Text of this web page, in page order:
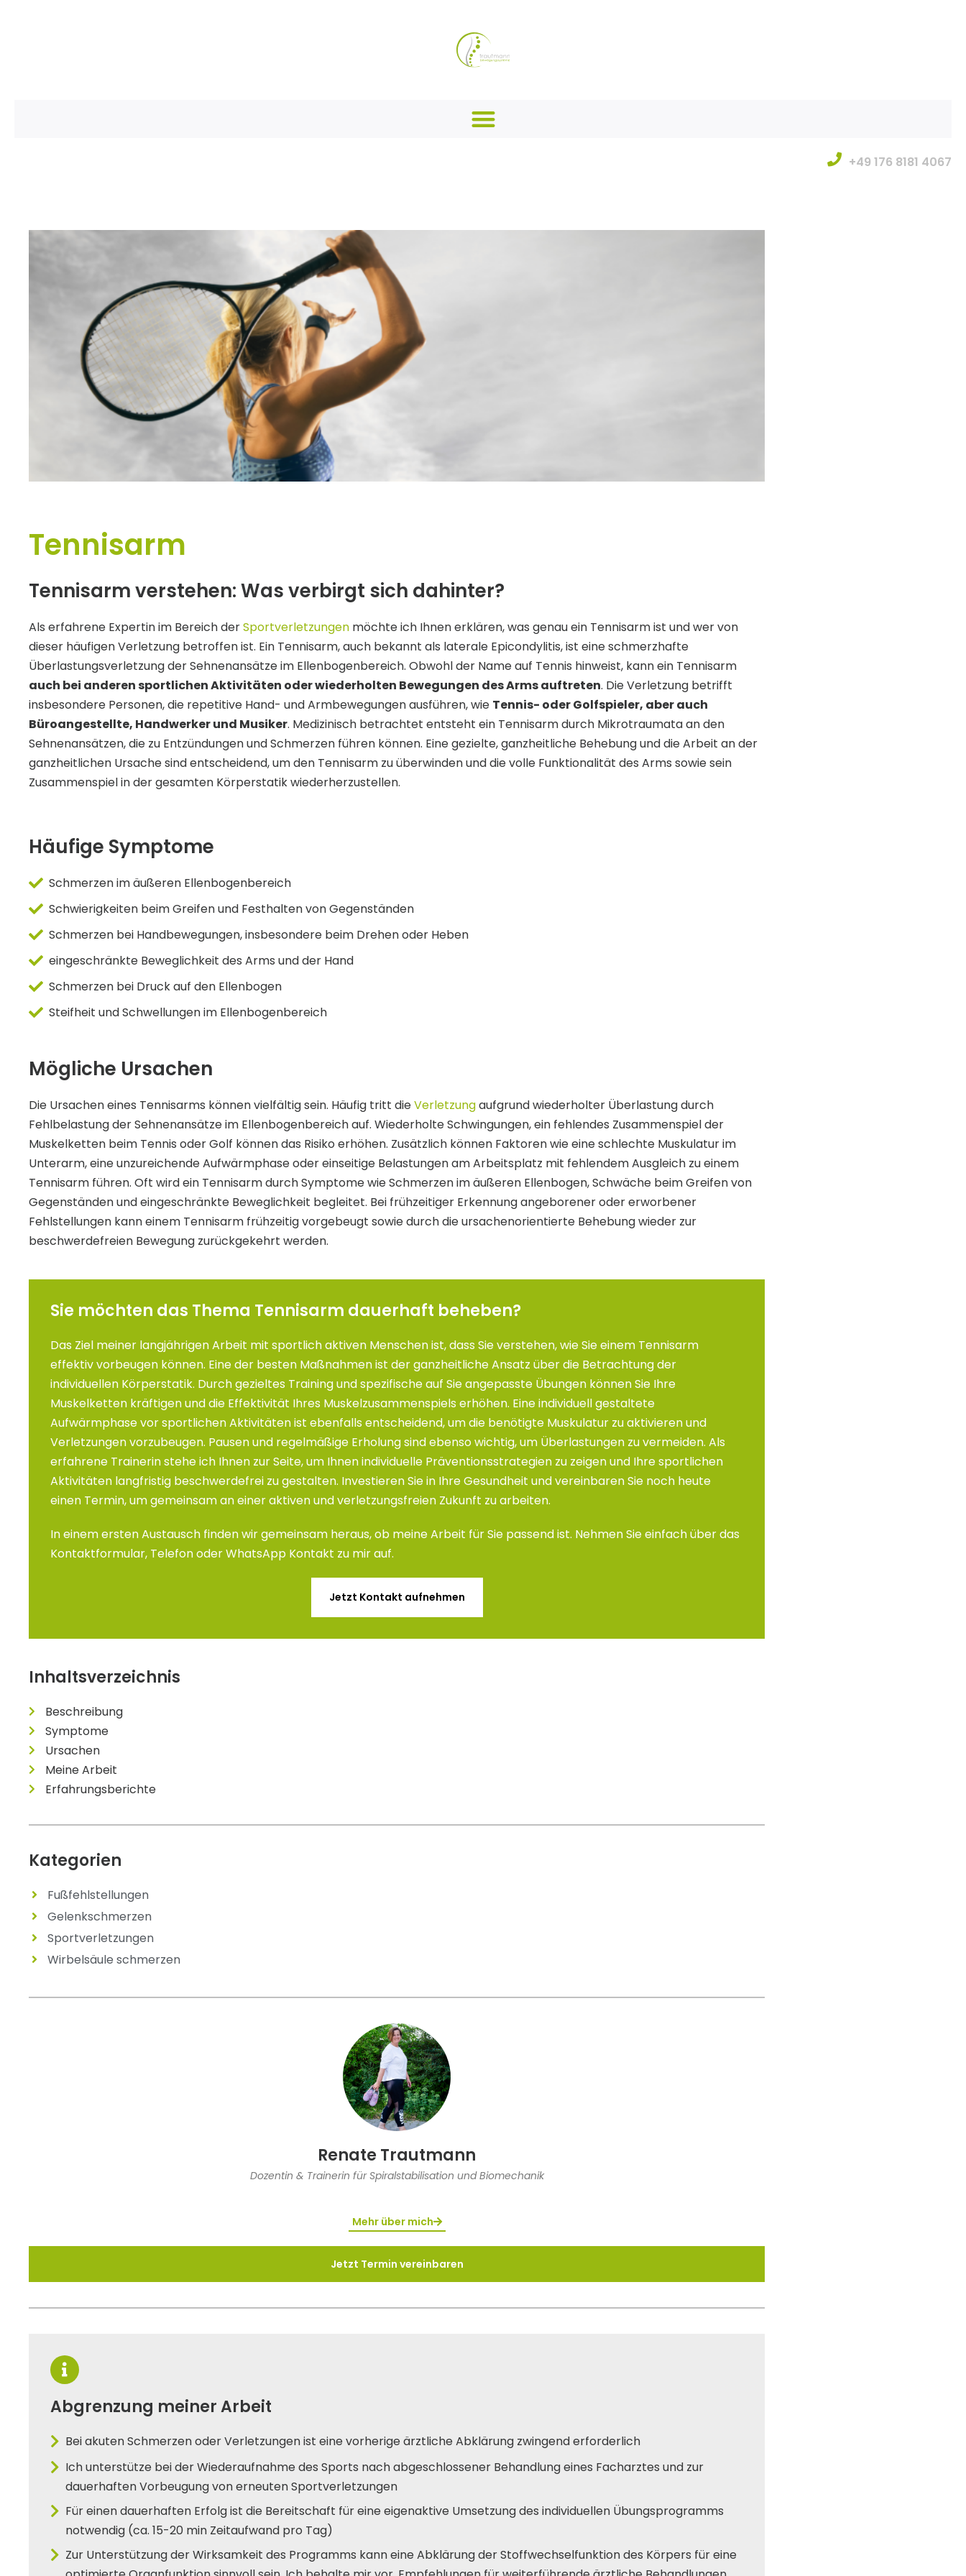
+49 176 8181 4067
Tennisarm
Tennisarm verstehen: Was verbirgt sich dahinter?
Als erfahrene Expertin im Bereich derSportverletzungen möchte ich Ihnen erklären, was genau ein Tennisarm ist und wer von
dieser häufigen Verletzung betroffen ist. Ein Tennisarm, auch bekannt als laterale Epicondylitis, ist eine schmerzhafte
Überlastungsverletzung der Sehnenansätze im Ellenbogenbereich. Obwohl der Name auf Tennis hinweist, kann ein Tennisarm
auch bei anderen sportlichen Aktivitäten oder wiederholten Bewegungen des Arms auftreten. Die Verletzung betrifft
insbesondere Personen, die repetitive Hand- und Armbewegungen ausführen, wie Tennis- oder Golfspieler, aber auch
Büroangestellte, Handwerker und Musiker. Medizinisch betrachtet entsteht ein Tennisarm durch Mikrotraumata an den
Sehnenansätzen, die zu Entzündungen und Schmerzen führen können. Eine gezielte, ganzheitliche Behebung und die Arbeit an der
ganzheitlichen Ursache sind entscheidend, um den Tennisarm zu überwinden und die volle Funktionalität des Arms sowie sein
Zusammenspiel in der gesamten Körperstatik wiederherzustellen.
Häufige Symptome
Schmerzen im äußeren Ellenbogenbereich
Schwierigkeiten beim Greifen und Festhalten von Gegenständen
Schmerzen bei Handbewegungen, insbesondere beim Drehen oder Heben
eingeschränkte Beweglichkeit des Arms und der Hand
Schmerzen bei Druck auf den Ellenbogen
Steifheit und Schwellungen im Ellenbogenbereich
Mögliche Ursachen
Die Ursachen eines Tennisarms können vielfältig sein. Häufig tritt dieVerletzungaufgrund wiederholter Überlastung durch
Fehlbelastung der Sehnenansätze im Ellenbogenbereich auf. Wiederholte Schwingungen, ein fehlendes Zusammenspiel der
Muskelketten beim Tennis oder Golf können das Risiko erhöhen. Zusätzlich können Faktoren wie eine schlechte Muskulatur im
Unterarm, eine unzureichende Aufwärmphase oder einseitige Belastungen am Arbeitsplatz mit fehlendem Ausgleich zu einem
Tennisarm führen. Oft wird ein Tennisarm durch Symptome wie Schmerzen im äußeren Ellenbogen, Schwäche beim Greifen von
Gegenständen und eingeschränkte Beweglichkeit begleitet. Bei frühzeitiger Erkennung angeborener oder erworbener
Fehlstellungen kann einem Tennisarm frühzeitig vorgebeugt sowie durch die ursachenorientierte Behebung wieder zur
beschwerdefreien Bewegung zurückgekehrt werden.
Sie möchten das Thema Tennisarm dauerhaft beheben?
Das Ziel meiner langjährigen Arbeit mit sportlich aktiven Menschen ist, dass Sie verstehen, wie Sie einem Tennisarm
effektiv vorbeugen können. Eine der besten Maßnahmen ist der ganzheitliche Ansatz über die Betrachtung der
individuellen Körperstatik. Durch gezieltes Training und spezifische auf Sie angepasste Übungen können Sie Ihre
Muskelketten kräftigen und die Effektivität Ihres Muskelzusammenspiels erhöhen. Eine individuell gestaltete
Aufwärmphase vor sportlichen Aktivitäten ist ebenfalls entscheidend, um die benötigte Muskulatur zu aktivieren und
Verletzungen vorzubeugen. Pausen und regelmäßige Erholung sind ebenso wichtig, um Überlastungen zu vermeiden. Als
erfahrene Trainerin stehe ich Ihnen zur Seite, um Ihnen individuelle Präventionsstrategien zu zeigen und Ihre sportlichen
Aktivitäten langfristig beschwerdefrei zu gestalten. Investieren Sie in Ihre Gesundheit und vereinbaren Sie noch heute
einen Termin, um gemeinsam an einer aktiven und verletzungsfreien Zukunft zu arbeiten.
In einem ersten Austausch finden wir gemeinsam heraus, ob meine Arbeit für Sie passend ist. Nehmen Sie einfach über das
Kontaktformular, Telefon oder WhatsApp Kontakt zu mir auf.
Jetzt Kontakt aufnehmen
Inhaltsverzeichnis
Beschreibung
Symptome
Ursachen
Meine Arbeit
Erfahrungsberichte
Kategorien
Fußfehlstellungen
Gelenkschmerzen
Sportverletzungen
Wirbelsäule schmerzen
Renate Trautmann
Dozentin & Trainerin für Spiralstabilisation und Biomechanik
Mehr über mich
Jetzt Termin vereinbaren
Abgrenzung meiner Arbeit
Bei akuten Schmerzen oder Verletzungen ist eine vorherige ärztliche Abklärung zwingend erforderlich
Ich unterstütze bei der Wiederaufnahme des Sports nach abgeschlossener Behandlung eines Facharztes und zur
dauerhaften Vorbeugung von erneuten Sportverletzungen
Für einen dauerhaften Erfolg ist die Bereitschaft für eine eigenaktive Umsetzung des individuellen Übungsprogramms
notwendig (ca. 15-20 min Zeitaufwand pro Tag)
Zur Unterstützung der Wirksamkeit des Programms kann eine Abklärung der Stoffwechselfunktion des Körpers für eine